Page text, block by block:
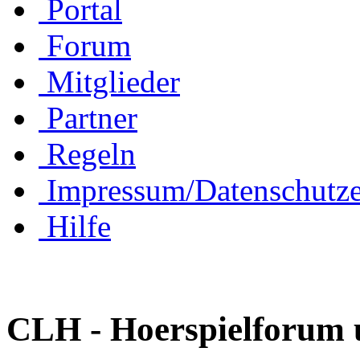
Portal
Forum
Mitglieder
Partner
Regeln
Impressum/
Hilfe
CLH - Hoerspielforum